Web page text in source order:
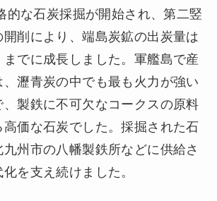
的な石炭採掘が開始され、第二竪
削により、端島炭鉱の出炭量は
でに成長しました。軍艦島で産
瀝青炭の中でも最も火力が強い
、製鉄に不可欠なコークスの原料
高価な石炭でした。採掘された石
州市の八幡製鉄所などに供給さ
を支え続けました。